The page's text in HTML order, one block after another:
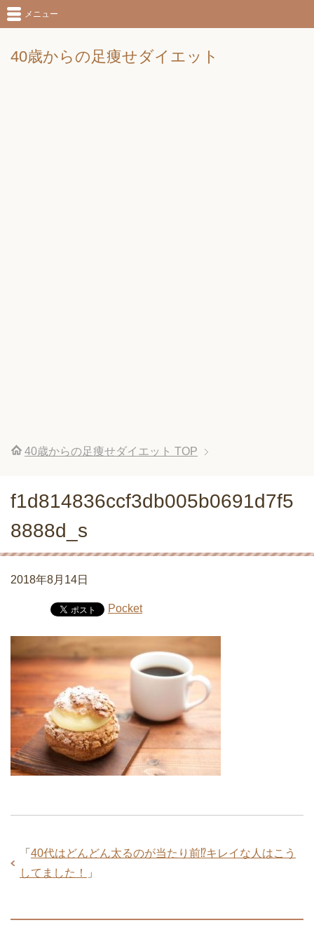
40歳からの足痩せダイエット
メニュー
40歳からの足痩せダイエット TOP
f1d814836ccf3db005b0691d7f5
8888d_s
2018年8月14日
Pocket
「 40代はどんどん太るのが当たり前⁉︎キレイな人はこう
してました！
」